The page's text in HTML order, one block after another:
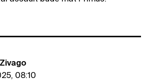
08:10